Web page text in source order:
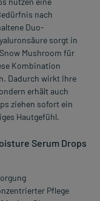
nach
Duo-
sorgt in
Mushroom für
Kombination
Dadurch wirkt Ihre
erhält auch
ziehen sofort ein
Hautgefühl.
Serum Drops
Pflege